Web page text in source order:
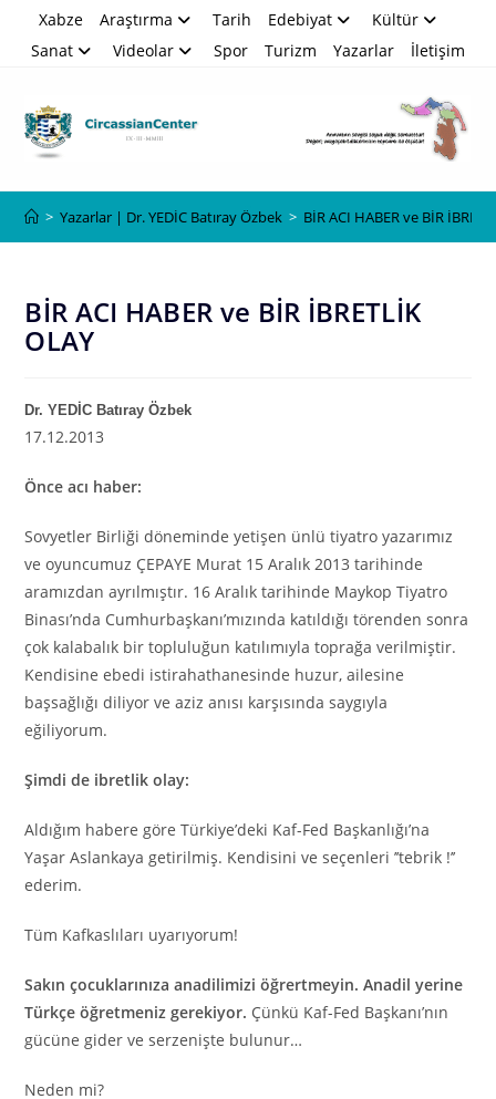
Xabze Araştırma Tarih Edebiyat
Kültür
Sanat
Videolar Spor Turizm Yazarlar İletişim
> Yazarlar | Dr. YEDİC Batıray Özbek > BİR ACI HABER ve BİR
BİR ACI HABER ve BİR İBRETLİK
OLAY
Dr. YEDİC Batıray Özbek
17.12.2013
Önce acı haber:
Sovyetler Birliği döneminde yetişen ünlü tiyatro yazarımız
ve oyuncumuz ÇEPAYE Murat 15 Aralık 2013 tarihinde
aramızdan ayrılmıştır. 16 Aralık tarihinde Maykop Tiyatro
Binası’nda Cumhurbaşkanı’mızında katıldığı törenden sonra
çok kalabalık bir topluluğun katılımıyla toprağa verilmiştir.
Kendisine ebedi istirahathanesinde huzur, ailesine
başsağlığı diliyor ve aziz anısı karşısında saygıyla
eğiliyorum.
Şimdi de ibretlik olay:
Aldığım habere göre Türkiye’deki Kaf-Fed Başkanlığı’na
Yaşar Aslankaya getirilmiş. Kendisini ve seçenleri ’’tebrik !’’
ederim.
Tüm Kafkaslıları uyarıyorum!
Sakın çocuklarınıza anadilimizi öğrertmeyin. Anadil yerine
Türkçe öğretmeniz gerekiyor. Çünkü Kaf-Fed Başkanı’nın
gücüne gider ve serzenişte bulunur…
Neden mi?